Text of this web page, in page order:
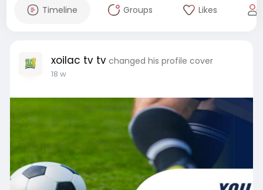
Timeline Groups Likes
xoilac tv tv changed his profile cover
18 w